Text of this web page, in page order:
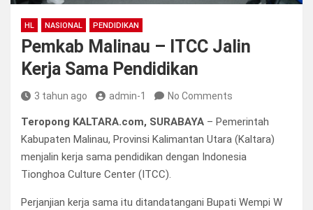
HL NASIONAL PENDIDIKAN
Pemkab Malinau – ITCC Jalin
Kerja Sama Pendidikan
3 tahun ago admin-1 No Comments
Teropong KALTARA.com, SURABAYA – Pemerintah
Kabupaten Malinau, Provinsi Kalimantan Utara (Kaltara)
menjalin kerja sama pendidikan dengan Indonesia
Tionghoa Culture Center (ITCC).
Perjanjian kerja sama itu ditandatangani Bupati Wempi W